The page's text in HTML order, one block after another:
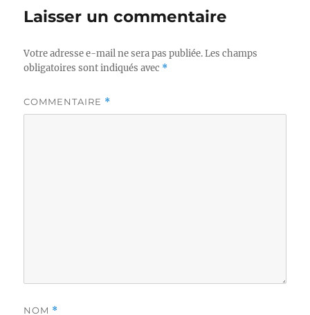
Laisser un commentaire
Votre adresse e-mail ne sera pas publiée. Les champs
obligatoires sont indiqués avec *
COMMENTAIRE *
NOM *